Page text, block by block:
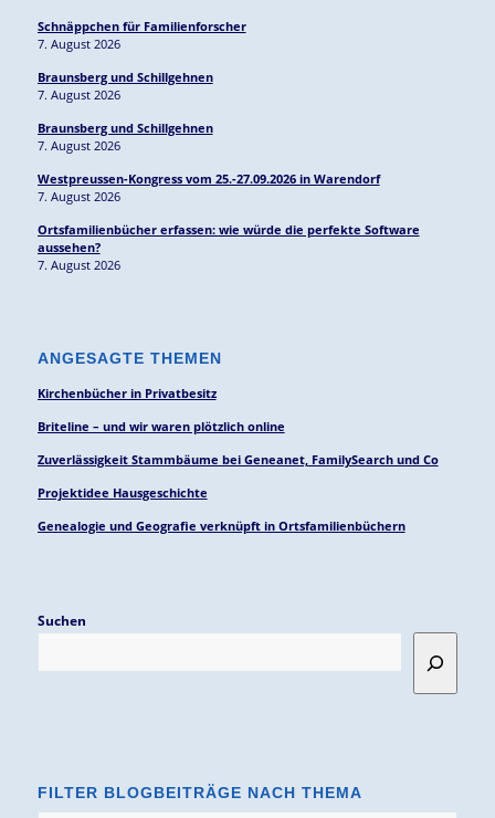
Schnäppchen für Familienforscher
7. August 2026
Braunsberg und Schillgehnen
7. August 2026
Braunsberg und Schillgehnen
7. August 2026
Westpreussen-Kongress vom 25.-27.09.2026 in Warendorf
7. August 2026
Ortsfamilienbücher erfassen: wie würde die perfekte Software
aussehen?
7. August 2026
ANGESAGTE THEMEN
Kirchenbücher in Privatbesitz
Briteline – und wir waren plötzlich online
Zuverlässigkeit Stammbäume bei Geneanet, FamilySearch und Co
Projektidee Hausgeschichte
Genealogie und Geografie verknüpft in Ortsfamilienbüchern
Suchen
FILTER BLOGBEITRÄGE NACH THEMA